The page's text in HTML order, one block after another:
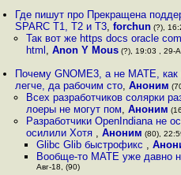
Где пишут про Прекращена
SPARC T1, T2 и T3,forchun (?),
Так вот же https docs oracle
html , Anon Y Mous(?), 19:03 , 29-
Почему GNOME3, а не MATE,
легче, да рабочим сто,Аноним
Всех разработчиков солярки
лоеры не могут пом, Аноним
Разработчики OpenIndiana не
осилили Хотя , Аноним (80),
Glibc Glib быстрофикс ,
Вообще-то MATE уже давно
Авг-18, (90)